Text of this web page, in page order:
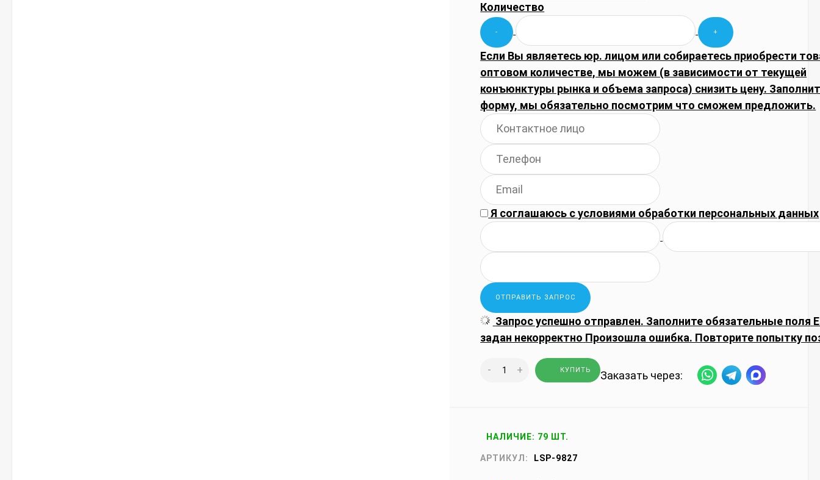
Количество
Если Вы являетесь юр. лицом или собираетесь приобрести
оптовом количестве, мы можем (в зависимости от текущей
конъюнктуры рынка и объема запроса) снизить цену.
форму, мы обязательно посмотрим что сможем предложить.
Я соглашаюсь сусловиями обработки персональных данных
Запрос успешно отправлен. Заполните обязательные поля
задан некорректно Произошла ошибка. Повторите попытку
- + КУПИТЬ Заказать через:
НАЛИЧИЕ: 79 ШТ.
АРТИКУЛ: LSP-9827